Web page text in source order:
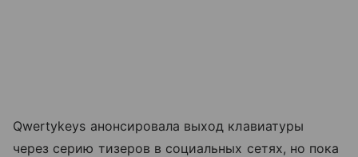
Qwertykeys анонсировала выход клавиатуры
через серию тизеров в социальных сетях, но пока